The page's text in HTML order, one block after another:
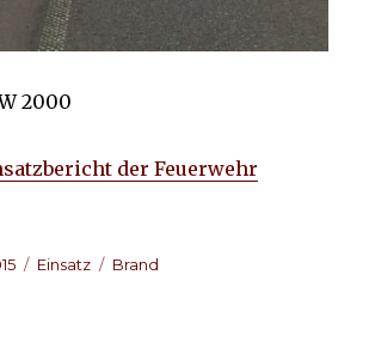
2000
der Feuerwehr
Kategorien
Einsatz Schlagwörter
Brand